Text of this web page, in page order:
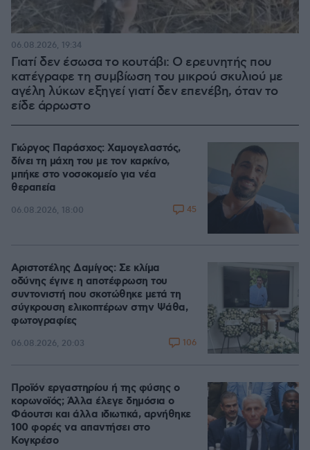
Γιατί δεν έσωσα το κουτάβι: Ο ερευνητής που
κατέγραφε τη συμβίωση του μικρού σκυλιού με
αγέλη λύκων εξηγεί γιατί δεν επενέβη, όταν το
είδε άρρωστο
06.08.2026, 19:34
Γιώργος Παράσχος: Χαμογελαστός,
δίνει τη μάχη του με τον καρκίνο,
μπήκε στο νοσοκομείο για νέα
θεραπεία
06.08.2026, 18:00 45
Αριστοτέλης Δαμίγος: Σε κλίμα
οδύνης έγινε η αποτέφρωση του
συντονιστή που σκοτώθηκε μετά τη
σύγκρουση ελικοπτέρων στην Ψάθα,
φωτογραφίες
06.08.2026, 20:03 106
Προϊόν εργαστηρίου ή της φύσης ο
κορωνοϊός; Άλλα έλεγε δημόσια ο
Φάουτσι και άλλα ιδιωτικά, αρνήθηκε
100 φορές να απαντήσει στο
Κογκρέσο